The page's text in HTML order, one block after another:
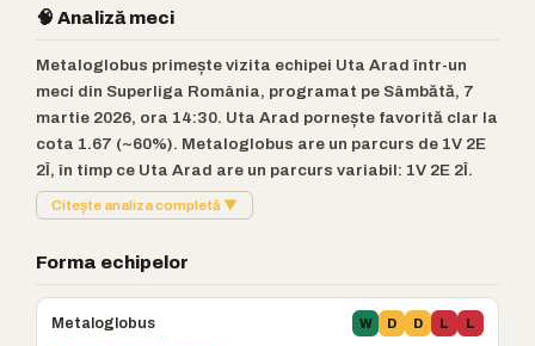
🧠 Analiză meci
Metaloglobus primește vizita echipei Uta Arad într-un
meci din Superliga România, programat pe Sâmbătă, 7
martie 2026, ora 14:30. Uta Arad pornește favorită clar la
cota 1.67 (~60%). Metaloglobus are un parcurs de 1V 2E
2Î, în timp ce Uta Arad are un parcurs variabil: 1V 2E 2Î.
Citește analiza completă ▼
Forma echipelor
Metaloglobus W D D L L